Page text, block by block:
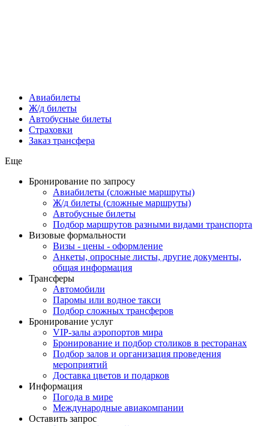
Авиабилеты
Ж/д билеты
Автобусные билеты
Страховки
Заказ трансфера
Еще
Бронирование по запросу
Авиабилеты (сложные маршруты)
Ж/д билеты (сложные маршруты)
Автобусные билеты
Подбор маршрутов разными видами транспорта
Визовые формальности
Визы - цены - оформление
Анкеты, опросные листы, другие документы,
общая информация
Трансферы
Автомобили
Паромы или водное такси
Подбор сложных трансферов
Бронирование услуг
VIP-залы аэропортов мира
Бронирование и подбор столиков в ресторанах
Подбор залов и организация проведения
мероприятий
Доставка цветов и подарков
Информация
Погода в мире
Международные авиакомпании
Оставить запрос